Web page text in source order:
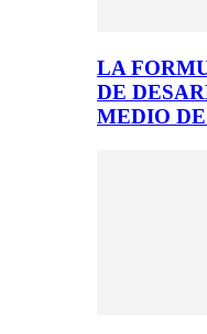
LA
DE
MEDIO